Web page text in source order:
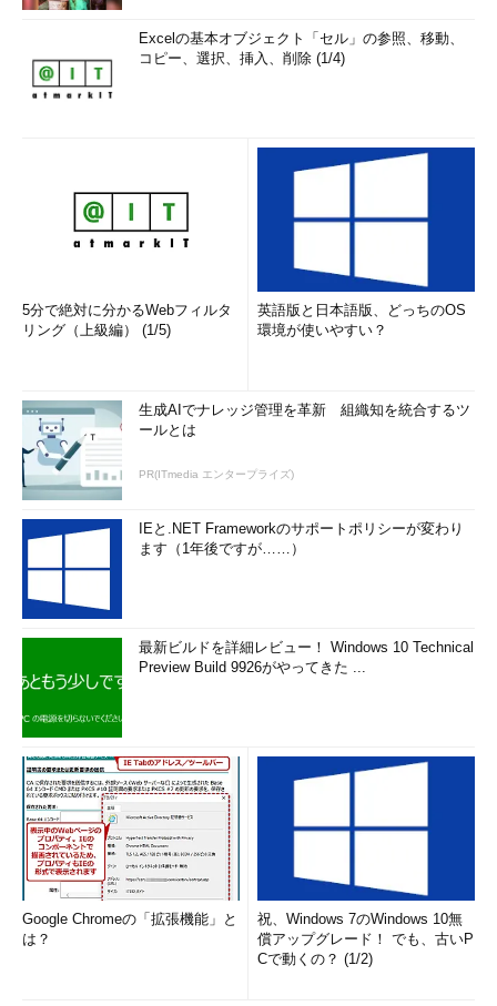
Excelの基本オブジェクト「セル」の参照、移動、
コピー、選択、挿入、削除 (1/4)
5分で絶対に分かるWebフィルタ
リング（上級編） (1/5)
英語版と日本語版、どっちのOS
環境が使いやすい？
生成AIでナレッジ管理を革新 組織知を統合するツ
ールとは
PR(ITmedia エンタープライズ)
IEと.NET Frameworkのサポートポリシーが変わり
ます（1年後ですが……）
最新ビルドを詳細レビュー！ Windows 10 Technical
Preview Build 9926がやってきた ...
Google Chromeの「拡張機能」と
は？
祝、Windows 7のWindows 10無
償アップグレード！ でも、古いP
Cで動くの？ (1/2)